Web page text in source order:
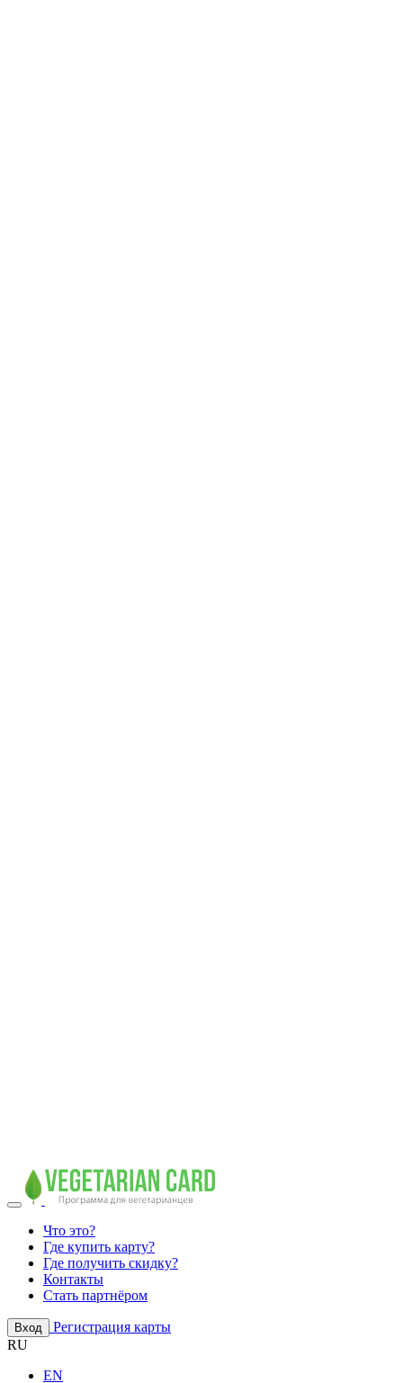
Что это?
Где купить карту?
Где получить скидку?
Контакты
Стать партнёром
Вход
Регистрация карты
RU
EN